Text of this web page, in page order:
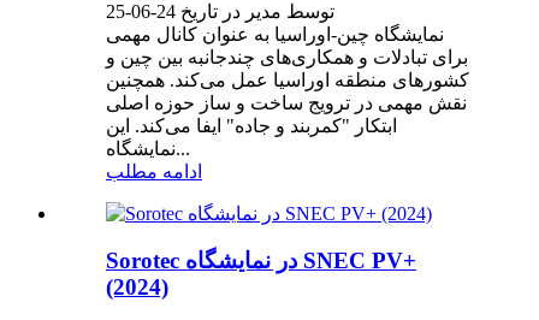
توسط مدیر در تاریخ 24-06-25
نمایشگاه چین-اوراسیا به عنوان کانال مهمی
برای تبادلات و همکاری‌های چندجانبه بین چین و
کشورهای منطقه اوراسیا عمل می‌کند. همچنین
نقش مهمی در ترویج ساخت و ساز حوزه اصلی
ابتکار "کمربند و جاده" ایفا می‌کند. این
نمایشگاه...
ادامه مطلب
Sorotec در نمایشگاه SNEC PV+
(2024)